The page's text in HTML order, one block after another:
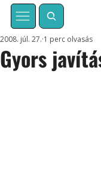
Gyors
2008. júl. 27. 1 perc olvasás